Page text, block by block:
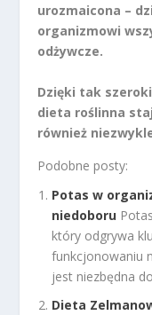
urozmaicona –
organizmowi
odżywcze.
Dzięki tak
dieta roślinna
również
Podobne posty:
Potas w
niedoboru
który odgrywa
funkcjonowaniu
jest niezbędna
Dieta